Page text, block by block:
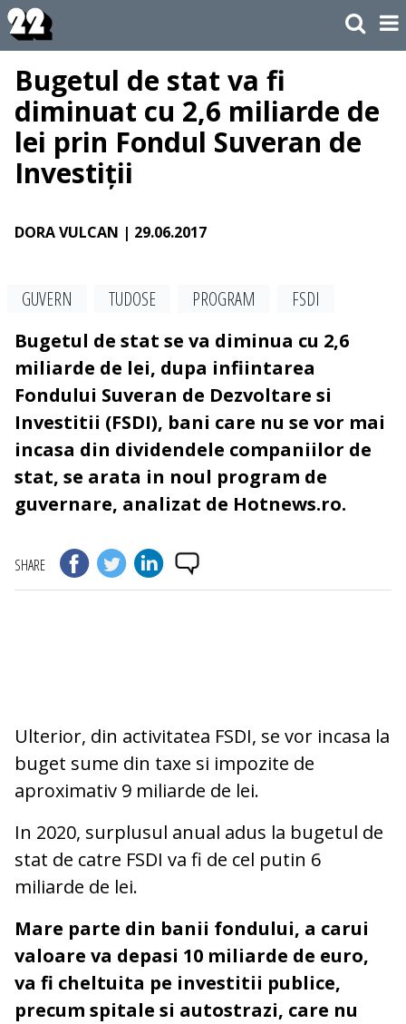
Bugetul de stat va fi
diminuat cu 2,6 miliarde de
lei prin Fondul Suveran de
Investiții
DORA VULCAN | 29.06.2017
GUVERN TUDOSE PROGRAM
FSDI
Bugetul de stat se va diminua cu 2,6
miliarde de lei, dupa infiintarea
Fondului Suveran de Dezvoltare si
Investitii (FSDI), bani care nu se vor mai
incasa din dividendele companiilor de
stat, se arata in noul program de
guvernare, analizat de Hotnews.ro.
SHARE
Ulterior, din activitatea FSDI, se vor incasa la
buget sume din taxe si impozite de
aproximativ 9 miliarde de lei.
In 2020, surplusul anual adus la bugetul de
stat de catre FSDI va fi de cel putin 6
miliarde de lei.
Mare parte din banii fondului, a carui
valoare va depasi 10 miliarde de euro,
va fi cheltuita pe investitii publice,
precum spitale si autostrazi, care nu